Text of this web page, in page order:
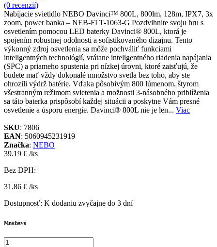
(0 recenzií)
Nabíjacie svietidlo NEBO Davinci™ 800L, 800lm, 128m, IPX7, 3x
zoom, power banka – NEB-FLT-1063-G Pozdvihnite svoju hru s
osvetlením pomocou LED baterky Davinci® 800L, ktorá je
spojením robustnej odolnosti a sofistikovaného dizajnu. Tento
výkonný zdroj osvetlenia sa môže pochváliť funkciami
inteligentných technológií, vrátane inteligentného riadenia napájania
(SPC) a priameho spustenia pri nízkej úrovni, ktoré zaisťujú, že
budete mať vždy dokonalé množstvo svetla bez toho, aby ste
ohrozili výdrž batérie. Vďaka pôsobivým 800 lúmenom, štyrom
všestranným režimom svietenia a možnosti 3-násobného priblíženia
sa táto baterka prispôsobí každej situácii a poskytne Vám presné
osvetlenie a úsporu energie. Davinci® 800L nie je len... Viac
SKU: 7806
EAN: 5060945231919
Značka: NEBO
39.19 € /ks
Bez DPH:
31.86 € /ks
Dostupnosť: K dodaniu zvyčajne do 3 dní
Množstvo